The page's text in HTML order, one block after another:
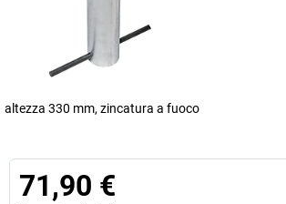
altezza 330 mm, zincatura a fuoco
71,90 €